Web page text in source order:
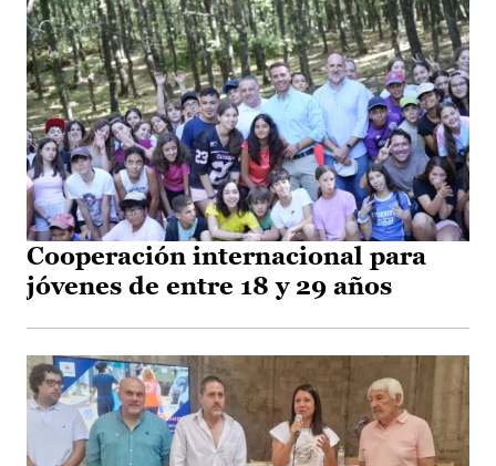
Cooperación internacional para
jóvenes de entre 18 y 29 años